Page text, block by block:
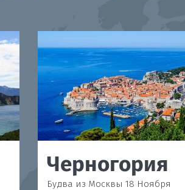
Черногория
Будва из Москвы 18 Ноября